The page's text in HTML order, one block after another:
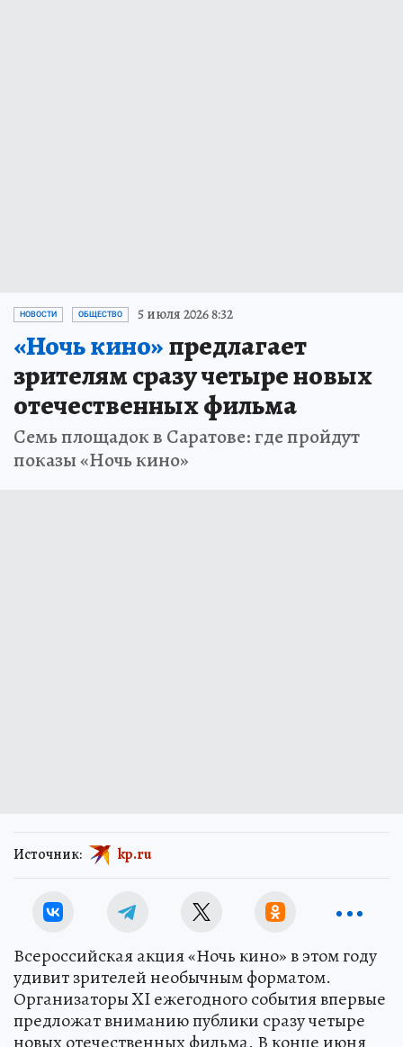
НОВОСТИ ОБЩЕСТВО 5 июля 2026 8:32
«Ночь кино»предлагает
зрителям сразу четыре новых
отечественных фильма
Семь площадок в Саратове: где пройдут
показы «Ночь кино»
Источник: kp.ru
Всероссийская акция «Ночь кино» в этом году
удивит зрителей необычным форматом.
Организаторы XI ежегодного события впервые
предложат вниманию публики сразу четыре